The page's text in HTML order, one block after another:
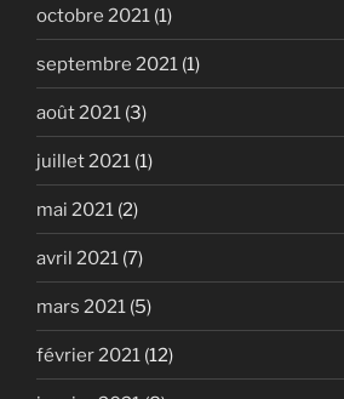
octobre 2021 (1)
septembre 2021 (1)
août 2021 (3)
juillet 2021 (1)
mai 2021 (2)
avril 2021 (7)
mars 2021 (5)
février 2021 (12)